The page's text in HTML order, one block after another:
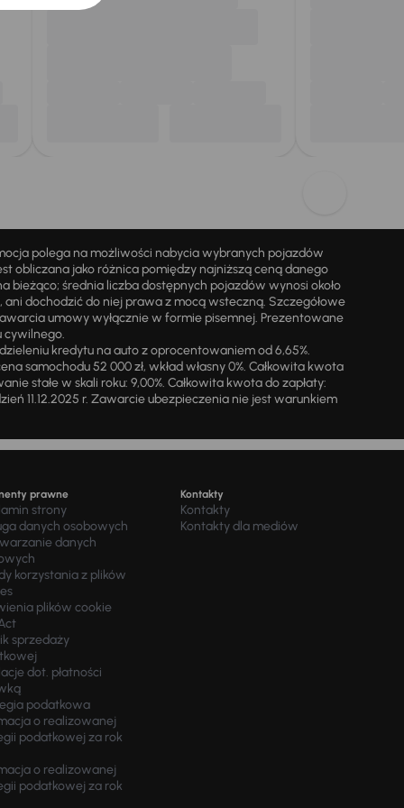
polega na możliwości nabycia wybranych pojazdów
obliczana jako różnica pomiędzy najniższą ceną danego
bieżąco; średnia liczba dostępnych pojazdów wynosi około
dochodzić do niej prawa z mocą wsteczną. Szczegółowe
umowy wyłącznie w formie pisemnej. Prezentowane
cywilnego.
kredytu na auto z oprocentowaniem od 6,65%.
samochodu 52 000 zł, wkład własny 0%. Całkowita kwota
stałe w skali roku: 9,00%. Całkowita kwota do zapłaty:
11.12.2025 r. Zawarcie ubezpieczenia nie jest warunkiem
prawne
strony
danych osobowych
danych
korzystania z plików
plików cookie
sprzedaży
dot. płatności
podatkowa
o realizowanej
podatkowej za rok
o realizowanej
podatkowej za rok
Kontakty
Kontakty
Kontakty dla mediów